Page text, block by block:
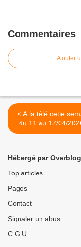
Commentaires
Ajouter
< A la télé cette semaine :
du 11 au 17/04/
TF1, France 2,
Hébergé par Overblog
Top articles
Pages
Contact
Signaler un abus
C.G.U.